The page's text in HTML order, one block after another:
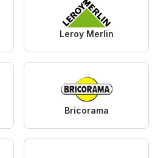
Leroy Merlin
Bricorama